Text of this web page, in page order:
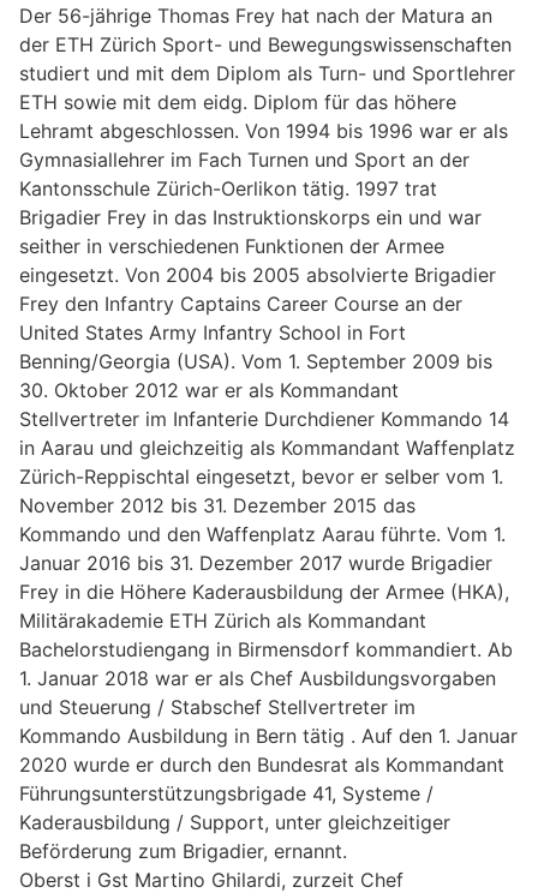
Der 56-jährige Thomas Frey hat nach der Matura an
der ETH Zürich Sport- und Bewegungswissenschaften
studiert und mit dem Diplom als Turn- und Sportlehrer
ETH sowie mit dem eidg. Diplom für das höhere
Lehramt abgeschlossen. Von 1994 bis 1996 war er als
Gymnasiallehrer im Fach Turnen und Sport an der
Kantonsschule Zürich-Oerlikon tätig. 1997 trat
Brigadier Frey in das Instruktionskorps ein und war
seither in verschiedenen Funktionen der Armee
eingesetzt. Von 2004 bis 2005 absolvierte Brigadier
Frey den Infantry Captains Career Course an der
United States Army Infantry School in Fort
Benning/Georgia (USA). Vom 1. September 2009 bis
30. Oktober 2012 war er als Kommandant
Stellvertreter im Infanterie Durchdiener Kommando 14
in Aarau und gleichzeitig als Kommandant Waffenplatz
Zürich-Reppischtal eingesetzt, bevor er selber vom 1.
November 2012 bis 31. Dezember 2015 das
Kommando und den Waffenplatz Aarau führte. Vom 1.
Januar 2016 bis 31. Dezember 2017 wurde Brigadier
Frey in die Höhere Kaderausbildung der Armee (HKA),
Militärakademie ETH Zürich als Kommandant
Bachelorstudiengang in Birmensdorf kommandiert. Ab
1. Januar 2018 war er als Chef Ausbildungsvorgaben
und Steuerung / Stabschef Stellvertreter im
Kommando Ausbildung in Bern tätig . Auf den 1. Januar
2020 wurde er durch den Bundesrat als Kommandant
Führungsunterstützungsbrigade 41, Systeme /
Kaderausbildung / Support, unter gleichzeitiger
Beförderung zum Brigadier, ernannt.
Oberst i Gst Martino Ghilardi, zurzeit Chef